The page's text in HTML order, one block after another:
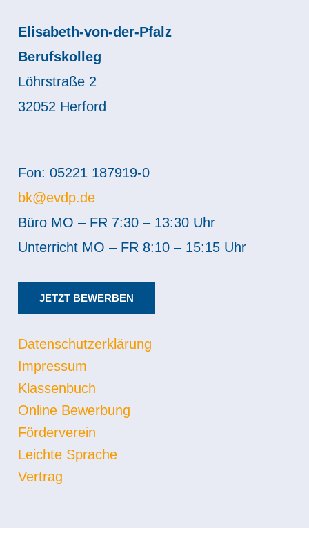
Elisabeth-von-der-Pfalz
Berufskolleg
Löhrstraße 2
32052 Herford
Fon: 05221 187919-0
bk@evdp.de
Büro MO – FR 7:30 – 13:30 Uhr
Unterricht MO – FR 8:10 – 15:15 Uhr
JETZT BEWERBEN
Datenschutzerklärung
Impressum
Klassenbuch
Online Bewerbung
Förderverein
Leichte Sprache
Vertrag